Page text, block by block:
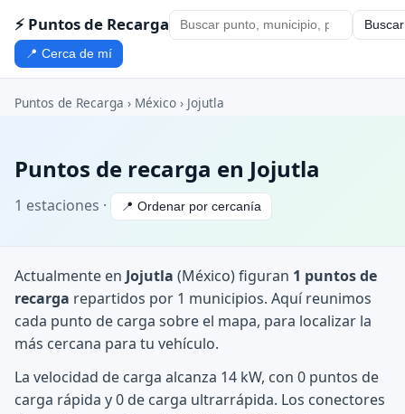
⚡ Puntos de Recarga Buscar
📍 Cerca de mí
Puntos de Recarga › México › Jojutla
Puntos de recarga en Jojutla
1 estaciones · 📍 Ordenar por cercanía
Actualmente en Jojutla (México) figuran 1 puntos de
recarga repartidos por 1 municipios. Aquí reunimos
cada punto de carga sobre el mapa, para localizar la
más cercana para tu vehículo.
La velocidad de carga alcanza 14 kW, con 0 puntos de
carga rápida y 0 de carga ultrarrápida. Los conectores